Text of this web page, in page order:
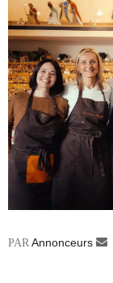
Annonceurs